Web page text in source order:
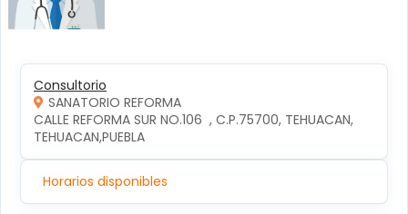
Consultorio
SANATORIO REFORMA
CALLE REFORMA SUR NO.106  , C.P.75700, TEHUACAN,
TEHUACAN,PUEBLA
Horarios disponibles